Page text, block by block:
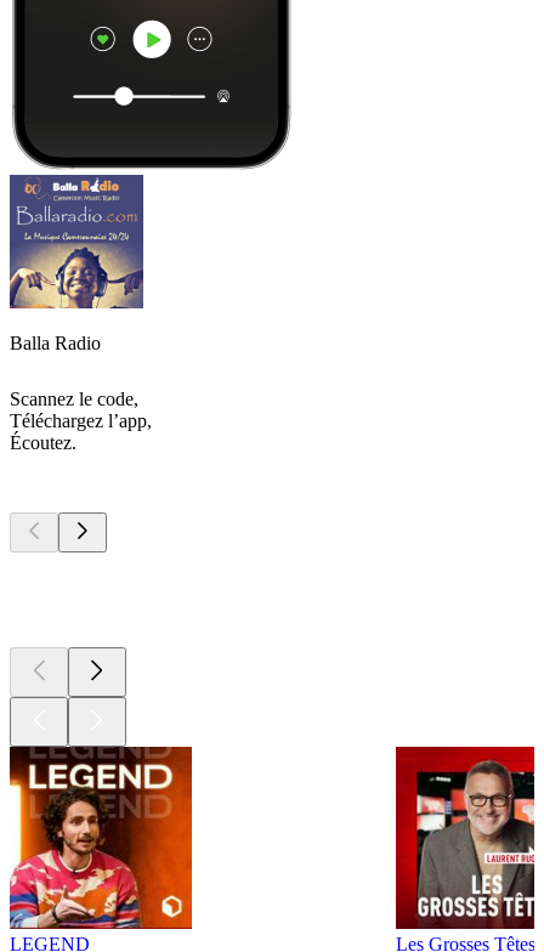
Balla Radio
Scannez le code,
Téléchargez l’app,
Écoutez.
LEGEND
Les Grosses Têtes